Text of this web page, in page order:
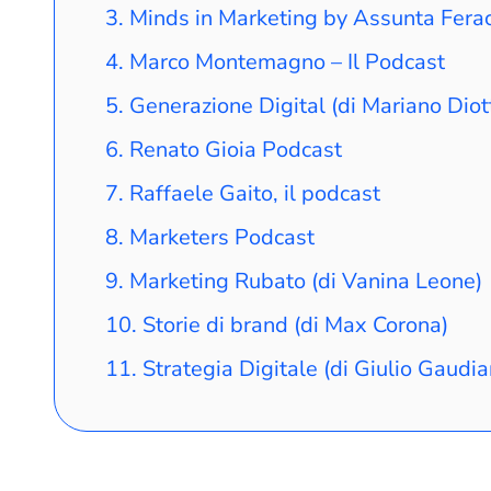
Minds in Marketing by Assunta
Marco Montemagno – Il Podcast
Generazione Digital (di Mariano
Renato Gioia Podcast
Raffaele Gaito, il podcast
Marketers Podcast
Marketing Rubato (di Vanina Leone)
Storie di brand (di Max Corona)
Strategia Digitale (di Giulio